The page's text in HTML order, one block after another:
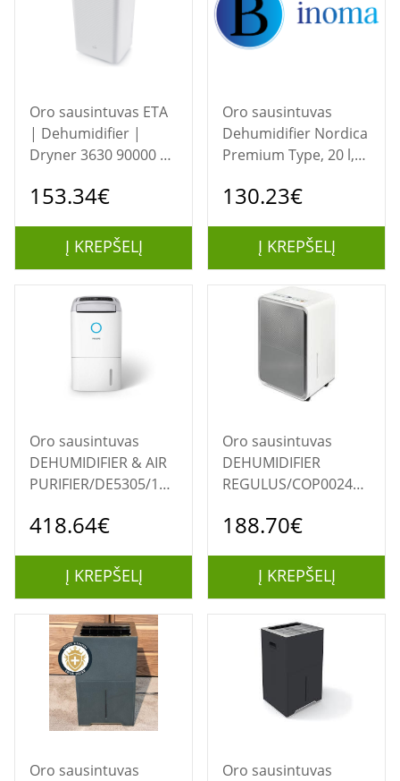
Oro sausintuvas ETA
| Dehumidifier |
Dryner 3630 90000 |
Suitable for rooms up
capacity 2 L | White
153.34€
Į KREPŠELĮ
Oro sausintuvas
Dehumidifier Nordica
Premium Type, 20 l,
6 l
130.23€
Į KREPŠELĮ
Oro sausintuvas
DEHUMIDIFIER & AIR
PURIFIER/DE5305/11
418.64€
Į KREPŠELĮ
Oro sausintuvas
DEHUMIDIFIER
REGULUS/COP002410
188.70€
Į KREPŠELĮ
Oro sausintuvas
Oro sausintuvas